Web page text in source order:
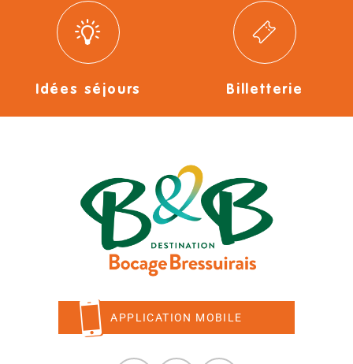
Idées séjours Billetterie
APPLICATION MOBILE